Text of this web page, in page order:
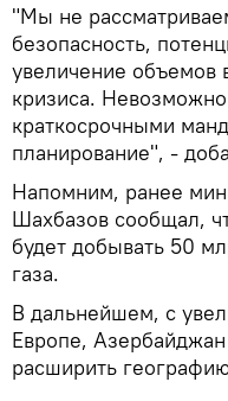
"Мы не
безопасность,
увеличение объемов
кризиса.
краткосрочными
планирование", -
Напомним, ранее
Шахбазов сообщал,
будет добывать 50
газа.
В дальнейшем, с
Европе,
расширить